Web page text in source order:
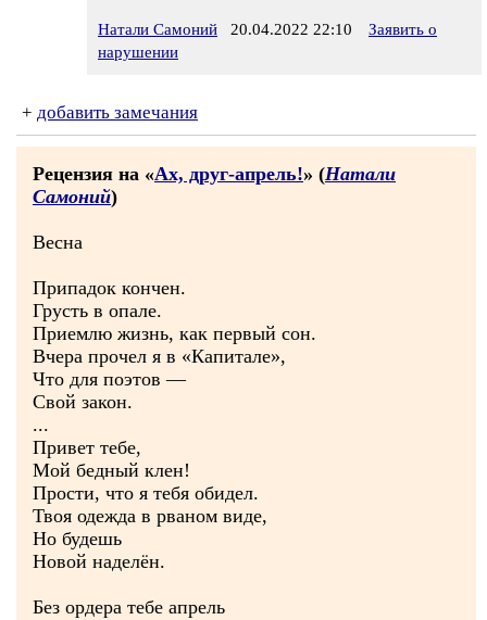
Натали Самоний 20.04.2022 22:10
Заявить о
нарушении
+ добавить замечания
Рецензия на «Ах, друг-апрель!» (Натали
Самоний)
Весна
Припадок кончен.
Грусть в опале.
Приемлю жизнь, как первый сон.
Вчера прочел я в «Капитале»,
Что для поэтов —
Свой закон.
...
Привет тебе,
Мой бедный клен!
Прости, что я тебя обидел.
Твоя одежда в рваном виде,
Но будешь
Новой наделён.
Без ордера тебе апрель